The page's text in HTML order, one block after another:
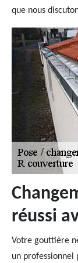
que nous
réussi
Votre gouttière
un professionnel